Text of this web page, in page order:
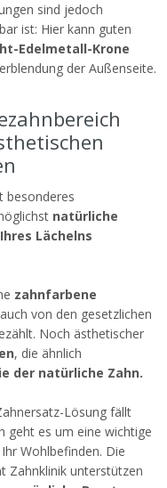
sind jedoch
ist: Hier kann guten
Edelmetall-Krone
der Außenseite.
besonderes
natürliche
Lächelns
zahnfarbene
von den gesetzlichen
Noch ästhetischer
, die ähnlich
der natürliche Zahn.
Lösung fällt
geht es um eine wichtige
Wohlbefinden. Die
Zahnklinik unterstützen